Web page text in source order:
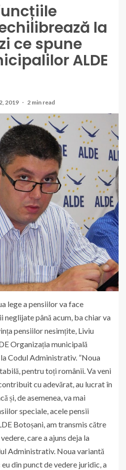
la
ce spune
ALDE
2019 2 min read
lege a pensiilor va face
neglijate până acum, ba chiar va
pensiilor nesimțite, Liviu
Organizația municipală
Codul Administrativ. ”Noua
pentru toți românii. Va veni
cu adevărat, au lucrat în
și, de asemenea, va mai
speciale, acele pensii
Botoșani, am transmis către
care a ajuns deja la
Administrativ. Noua variantă
din punct de vedere juridic, a